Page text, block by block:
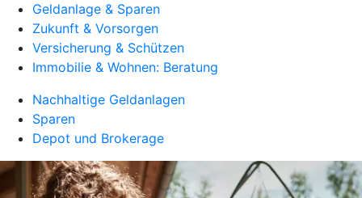
Geldanlage & Sparen
Zukunft & Vorsorgen
Versicherung & Schützen
Immobilie & Wohnen: Beratung
Nachhaltige Geldanlagen
Sparen
Depot und Brokerage